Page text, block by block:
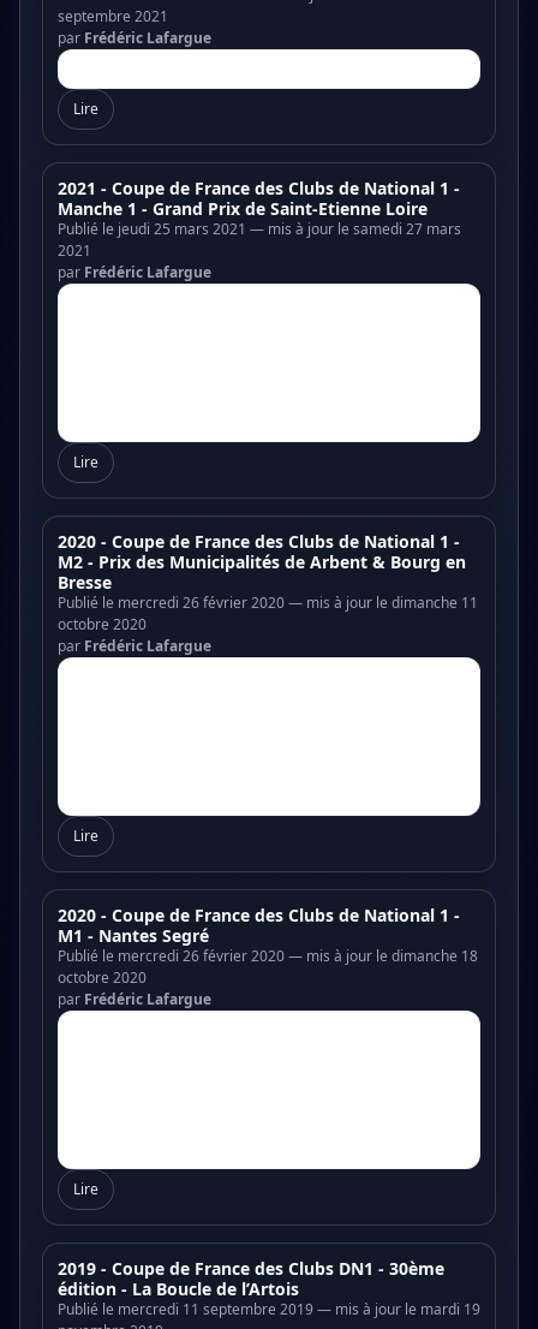
septembre 2021
par Frédéric Lafargue
Lire
2021 - Coupe de France des Clubs de National 1 -
Manche 1 - Grand Prix de Saint-Etienne Loire
Publié le jeudi 25 mars 2021 — mis à jour le samedi 27 mars
2021
par Frédéric Lafargue
Lire
2020 - Coupe de France des Clubs de National 1 -
M2 - Prix des Municipalités de Arbent & Bourg en
Bresse
Publié le mercredi 26 février 2020 — mis à jour le dimanche 11
octobre 2020
par Frédéric Lafargue
Lire
2020 - Coupe de France des Clubs de National 1 -
M1 - Nantes Segré
Publié le mercredi 26 février 2020 — mis à jour le dimanche 18
octobre 2020
par Frédéric Lafargue
Lire
2019 - Coupe de France des Clubs DN1 - 30ème
édition - La Boucle de l’Artois
Publié le mercredi 11 septembre 2019 — mis à jour le mardi 19